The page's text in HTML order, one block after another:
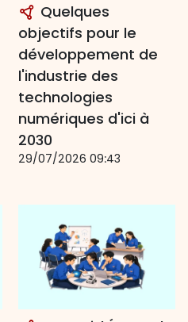
Quelques
objectifs pour le
développement de
l'industrie des
technologies
numériques d'ici à
2030
29/07/2026 09:43